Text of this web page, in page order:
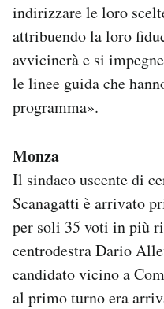
indirizzare le loro
attribuendo la loro
avvicinerà e si
le linee guida che
programma».
Monza
Il sindaco uscente di
Scanagatti è arrivato
per soli 35 voti in più
centrodestra Dario
candidato vicino a
al primo turno era